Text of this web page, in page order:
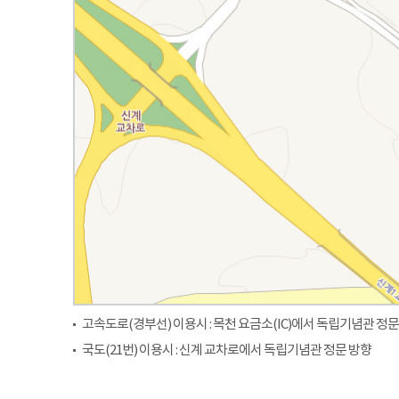
고속도로(경부선) 이용시 : 목천 요금소(IC)에서 독립기념관 정
국도(21번) 이용시 : 신계 교차로에서 독립기념관 정문 방향